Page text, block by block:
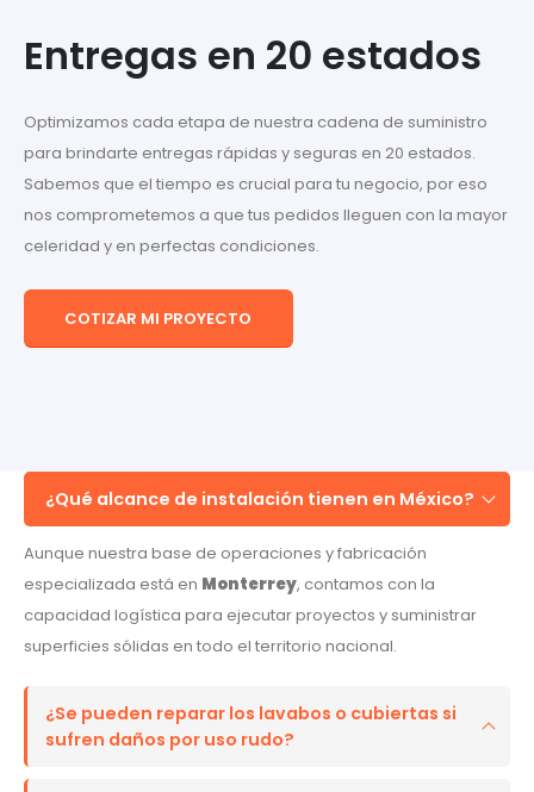
Entregas en 20 estados
Optimizamos cada etapa de nuestra cadena de suministro
para brindarte entregas rápidas y seguras en 20 estados.
Sabemos que el tiempo es crucial para tu negocio, por eso
nos comprometemos a que tus pedidos lleguen con la mayor
celeridad y en perfectas condiciones.
COTIZAR MI PROYECTO
¿Qué alcance de instalación tienen en México?
Aunque nuestra base de operaciones y fabricación
especializada está en Monterrey, contamos con la
capacidad logística para ejecutar proyectos y suministrar
superficies sólidas en todo el territorio nacional.
¿Se pueden reparar los lavabos o cubiertas si
sufren daños por uso rudo?